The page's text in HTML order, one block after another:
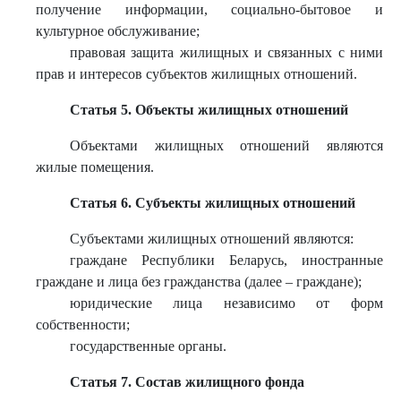
получение информации, социально-бытовое и
культурное обслуживание;
правовая защита жилищных и связанных с ними
прав и интересов субъектов жилищных отношений.
Статья 5. Объекты жилищных отношений
Объектами жилищных отношений являются
жилые помещения.
Статья 6. Субъекты жилищных отношений
Субъектами жилищных отношений являются:
граждане Республики Беларусь, иностранные
граждане и лица без гражданства (далее – граждане);
юридические лица независимо от форм
собственности;
государственные органы.
Статья 7. Состав жилищного фонда